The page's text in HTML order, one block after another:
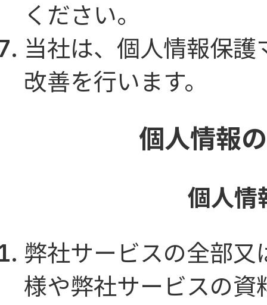
ください。
当社は、個人情報保
改善を行います。
個人情報
個人情
弊社サービスの全部
様や弊社サービスの